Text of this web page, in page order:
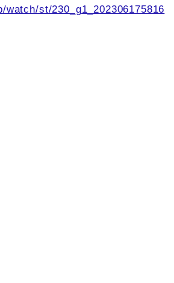
st/230_g1_202306175816